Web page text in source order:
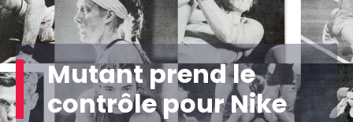
Mutant prend le
contrôle pour Nike